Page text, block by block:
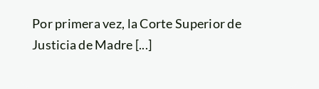
Por primera vez, la Corte Superior de
Justicia de Madre [...]